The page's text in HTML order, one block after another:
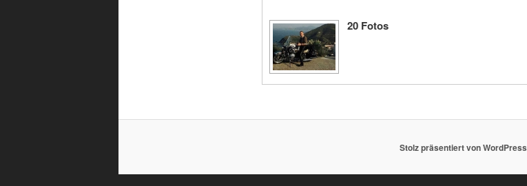
20Fotos
Stolz präsentiert von WordPress